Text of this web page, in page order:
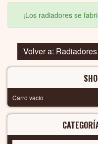
¡Los radiadores se
Volver a:
Carro vacío